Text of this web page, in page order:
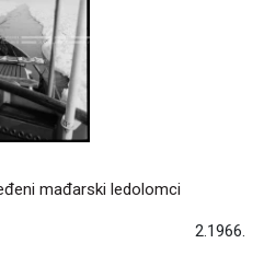
mađarski ledolomci
2.1966.